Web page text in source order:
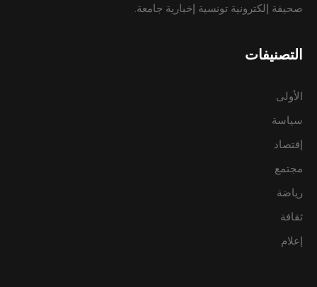
صحيفة إلكترونية تونسية إخبارية جامعة.
التصنيفات
الأولى
سياسة
إقتصاد
مجتمع
رياضة
ثقافة
إعلام